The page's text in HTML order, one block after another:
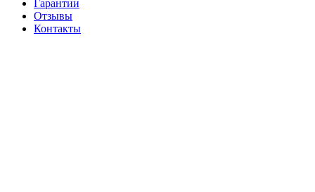
Гарантии
Отзывы
Контакты